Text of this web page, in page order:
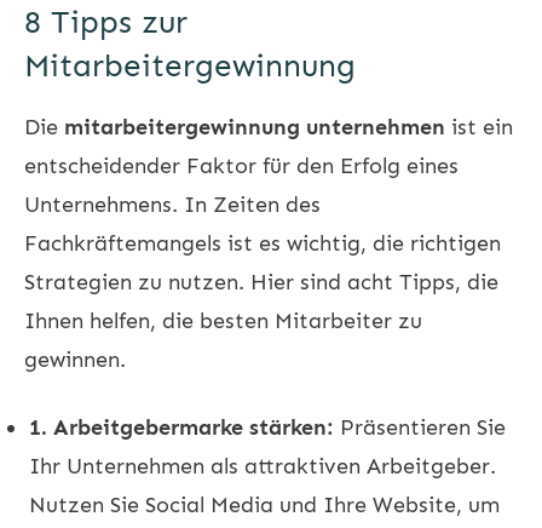
8 Tipps zur
Mitarbeitergewinnung
Die mitarbeitergewinnung unternehmen ist ein
entscheidender Faktor für den Erfolg eines
Unternehmens. In Zeiten des
Fachkräftemangels ist es wichtig, die richtigen
Strategien zu nutzen. Hier sind acht Tipps, die
Ihnen helfen, die besten Mitarbeiter zu
gewinnen.
1. Arbeitgebermarke stärken: Präsentieren Sie
Ihr Unternehmen als attraktiven Arbeitgeber.
Nutzen Sie Social Media und Ihre Website, um